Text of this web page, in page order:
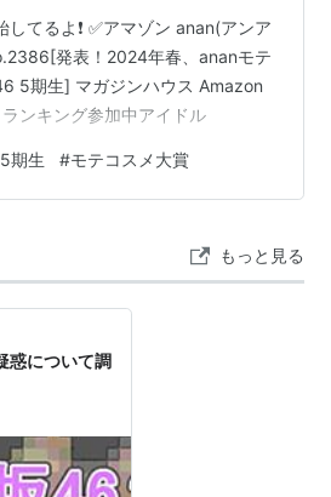
てるよ❗ ✅アマゾン anan(アンア
発表！2024年春、ananモテ
5期生] マガジンハウス Amazon
ンキング参加中アイドル
期生 #モテコスメ大賞
もっと見る
惑について調